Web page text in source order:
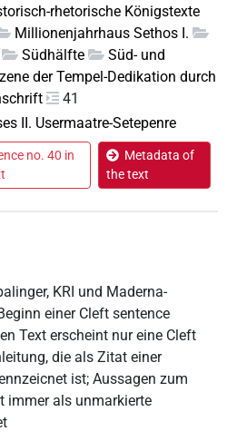
rhetorische Königstexte
Millionenjahrhaus Sethos I.
Südhälfte
Süd- und
der Tempel-Dedikation durch
41
II. Usermaatre-Setepenre
no. 40 in
Metadata of
the text
KRI und Maderna-
einer Cleft sentence
Text erscheint nur eine Cleft
die als Zitat einer
ist; Aussagen zum
immer als unmarkierte